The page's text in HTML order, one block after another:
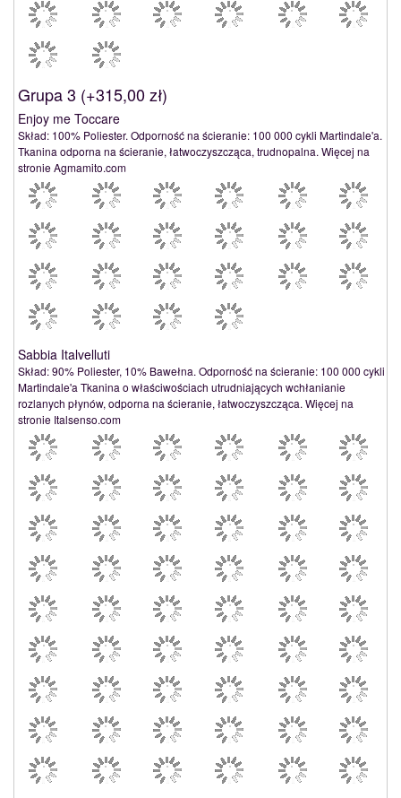
Grupa 3 (+315,00 zł)
Enjoy me Toccare
Skład: 100% Poliester. Odporność na ścieranie: 100 000 cykli Martindale'a.
Tkanina odporna na ścieranie, łatwoczyszcząca, trudnopalna. Więcej na
stronie Agmamito.com
Sabbia Italvelluti
Skład: 90% Poliester, 10% Bawełna. Odporność na ścieranie: 100 000 cykli
Martindale'a Tkanina o właściwościach utrudniających wchłanianie
rozlanych płynów, odporna na ścieranie, łatwoczyszcząca. Więcej na
stronie Italsenso.com